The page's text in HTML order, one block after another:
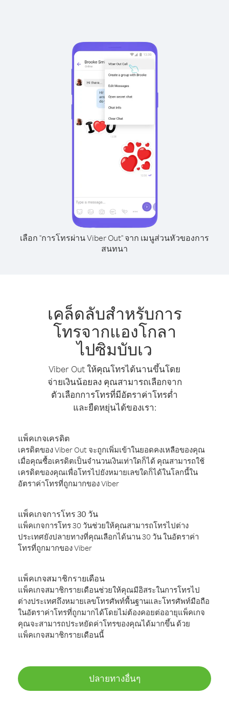
เลือก "การโทรผ่าน Viber Out" จาก เมนูส่วนหัวของการ
สนทนา
เคล็ดลับสำหรับการ
โทรจากแองโกลา
ไปซิมบับเว
Viber Out ให้คุณโทรได้นานขึ้นโดย
จ่ายเงินน้อยลง คุณสามารถเลือกจาก
ตัวเลือกการโทรที่มีอัตราค่าโทรต่ำ
และยืดหยุ่นได้ของเรา:
แพ็คเกจเครดิต
เครดิตของ Viber Out จะถูกเพิ่มเข้าในยอดคงเหลือของคุณ
เมื่อคุณซื้อเครดิตเป็นจำนวนเงินเท่าใดก็ได้ คุณสามารถใช้
เครดิตของคุณเพื่อโทรไปยังหมายเลขใดก็ได้ในโลกนี้ใน
อัตราค่าโทรที่ถูกมากของ Viber
แพ็คเกจการโทร 30 วัน
แพ็คเกจการโทร 30 วันช่วยให้คุณสามารถโทรไปต่าง
ประเทศยังปลายทางที่คุณเลือกได้นาน 30 วัน ในอัตราค่า
โทรที่ถูกมากของ Viber
แพ็คเกจสมาชิกรายเดือน
แพ็คเกจสมาชิกรายเดือนช่วยให้คุณมีอิสระในการโทรไป
ต่างประเทศถึงหมายเลขโทรศัพท์พื้นฐานและโทรศัพท์มือถือ
ในอัตราค่าโทรที่ถูกมากได้โดยไม่ต้องคอยต่ออายุแพ็คเกจ
คุณจะสามารถประหยัดค่าโทรของคุณได้มากขึ้น ด้วย
แพ็คเกจสมาชิกรายเดือนนี้
ปลายทางอื่นๆ